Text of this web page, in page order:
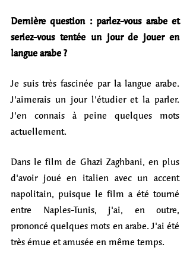
Dernière question : parlez-vous arabe et
seriez-vous tentée un jour de jouer en
langue arabe ?
Je suis très fascinée par la langue arabe.
J'aimerais un jour l'étudier et la parler.
J'en connais à peine quelques mots
actuellement.
Dans le film de Ghazi Zaghbani, en plus
d'avoir joué en italien avec un accent
napolitain, puisque le film a été tourné
entre Naples-Tunis, j'ai, en outre,
prononcé quelques mots en arabe. J'ai été
très émue et amusée en même temps.